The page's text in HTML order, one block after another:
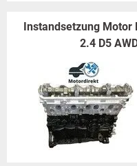
Instandsetzung Motor
2.4 D5